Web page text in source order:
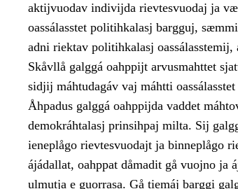
aktijvuodav indivijda rievtesvuodaj ja
oassálasstet politihkalasj bargguj,
adni riektav politihkalasj
Skåvllå galggá oahppijt arvusmahttet
sidjij máhtudagáv vaj máhtti
Åhpadus galggá oahppijda vaddet
demokráhtalasj prinsihpaj milta. Sij
ieneplågo rievtesvuodajt ja binneplågo
ájádallat, oahppat dåmadit gå vuojno ja
ulmutja e guorrasa. Gå tiemáj barggi